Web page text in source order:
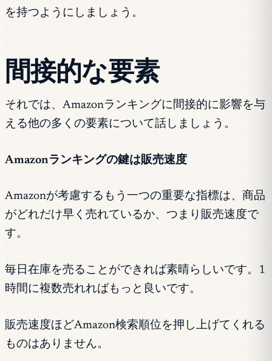
を持つようにしましょう。
間接的な要素
それでは、Amazonランキングに間接的に影響を与
える他の多くの要素について話しましょう。
Amazonランキングの鍵は販売速度
Amazonが考慮するもう一つの重要な指標は、商品
がどれだけ早く売れているか、つまり販売速度で
す。
毎日在庫を売ることができれば素晴らしいです。1
時間に複数売れればもっと良いです。
販売速度ほどAmazon検索順位を押し上げてくれる
ものはありません。